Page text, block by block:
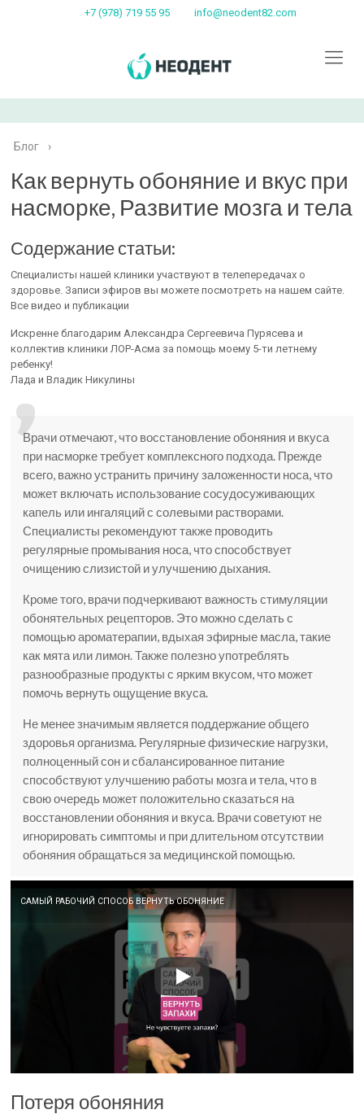
+7 (978) 719 55 95 info@neodent82.com
Блог ›
Как вернуть обоняние и вкус при
насморке, Развитие мозга и тела
Содержание статьи:
Специалисты нашей клиники участвуют в телепередачах о
здоровье. Записи эфиров вы можете посмотреть на нашем сайте.
Все видео и публикации
Искренне благодарим Александра Сергеевича Пурясева и
коллектив клиники ЛОР-Асма за помощь моему 5-ти летнему
ребенку!
Лада и Владик Никулины
Врачи отмечают, что восстановление обоняния и вкуса
при насморке требует комплексного подхода. Прежде
всего, важно устранить причину заложенности носа, что
может включать использование сосудосуживающих
капель или ингаляций с солевыми растворами.
Специалисты рекомендуют также проводить
регулярные промывания носа, что способствует
очищению слизистой и улучшению дыхания.
Кроме того, врачи подчеркивают важность стимуляции
обонятельных рецепторов. Это можно сделать с
помощью ароматерапии, вдыхая эфирные масла, такие
как мята или лимон. Также полезно употреблять
разнообразные продукты с ярким вкусом, что может
помочь вернуть ощущение вкуса.
Не менее значимым является поддержание общего
здоровья организма. Регулярные физические нагрузки,
полноценный сон и сбалансированное питание
способствуют улучшению работы мозга и тела, что в
свою очередь может положительно сказаться на
восстановлении обоняния и вкуса. Врачи советуют не
игнорировать симптомы и при длительном отсутствии
обоняния обращаться за медицинской помощью.
САМЫЙ РАБОЧИЙ СПОСОБ ВЕРНУТЬ ОБОНЯНИЕ
Потеря обоняния